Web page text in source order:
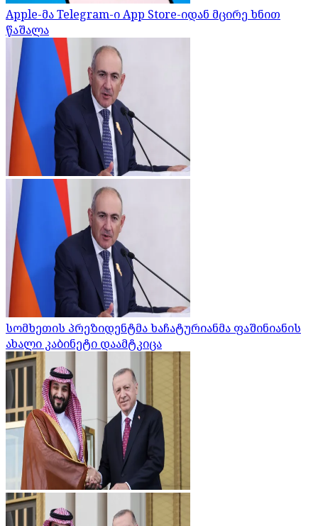
Apple-მა Telegram-ი App Store-იდან მცირე ხნით
წაშალა
სომხეთის პრეზიდენტმა ხაჩატურიანმა ფაშინიანის
ახალი კაბინეტი დაამტკიცა